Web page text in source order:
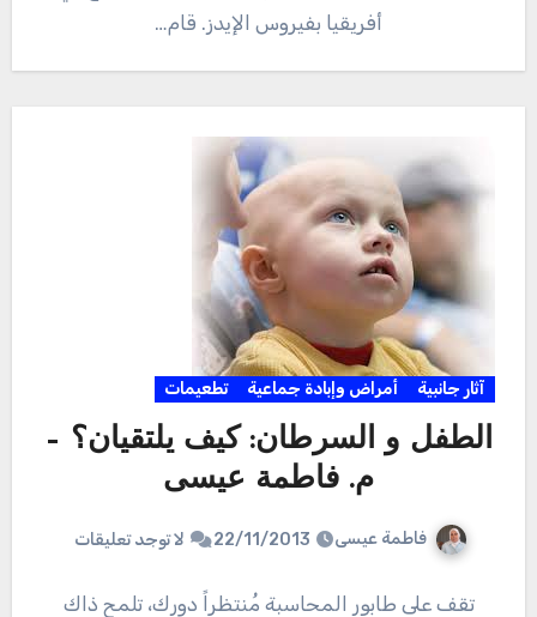
أفريقيا بفيروس الإيدز. قام…
آثار جانبية أمراض وإبادة جماعية تطعيمات
الطفل و السرطان: كيف يلتقيان؟ –
م. فاطمة عيسى
فاطمة عيسى 22/11/2013 لا توجد تعليقات
تقف على طابور المحاسبة مُنتظراً دورك، تلمح ذاك